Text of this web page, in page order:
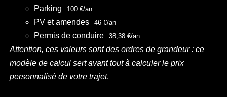
Parking 100 €/an
PV et amendes 46 €/an
Permis de conduire 38,38 €/an
Attention, ces valeurs sont des ordres de grandeur : ce
modèle de calcul sert avant tout à calculer le prix
personnalisé de votre trajet.